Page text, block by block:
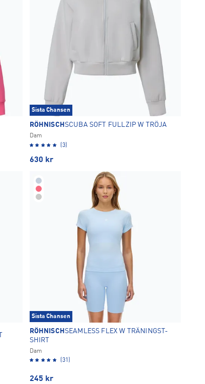
Sista Chansen
RÖHNISCH SCUBA SOFT FULLZIP W TRÖJA
Dam
(3)
630 kr
Sista Chansen
RÖHNISCH SEAMLESS FLEX W TRÄNINGST-
SHIRT
Dam
(31)
245 kr